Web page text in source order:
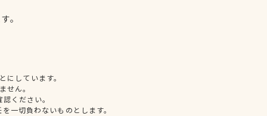
。
しています。
せん。
ください。
一切負わないものとします。